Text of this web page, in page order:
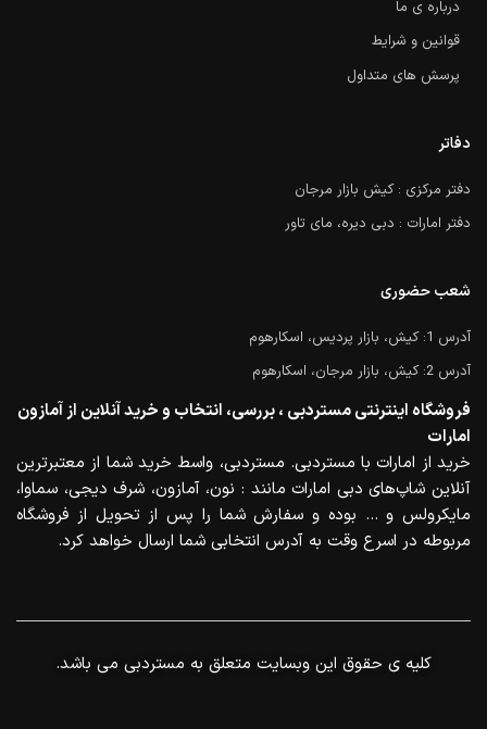
درباره ی ما
قوانین و شرایط
پرسش های متداول
دفاتر
دفتر مرکزی : کیش بازار مرجان
دفتر امارات : دبی دیره، مای تاور
شعب حضوری
آدرس 1: کیش، بازار پردیس، اسکارهوم
آدرس 2: کیش، بازار مرجان، اسکارهوم
فروشگاه اینترنتی مستردبی ، بررسی، انتخاب و خرید آنلاین از آمازون
امارات
خرید از امارات با مستردبی. مستردبی، واسط خرید شما از معتبرترین
آنلاین شاپ‌های دبی امارات مانند : نون، آمازون، شرف دیجی، سماوا،
مایکرولس و … بوده و سفارش شما را پس از تحویل از فروشگاه
مربوطه در اسرع وقت به آدرس انتخابی شما ارسال خواهد کرد.
.کلیه ی حقوق این وبسایت متعلق به مستردبی می باشد